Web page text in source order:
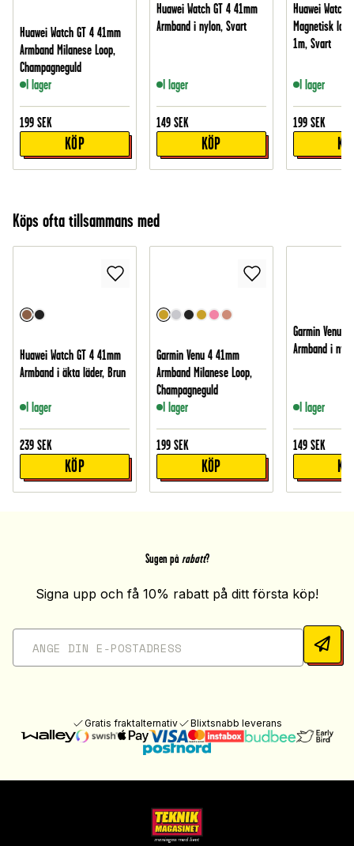
Huawei Watch GT 4 41mm
Armband Milanese Loop,
Champagneguld
I lager
199 SEK
KÖP
Huawei Watch GT 4 41mm
Armband i nylon, Svart
I lager
149 SEK
KÖP
Huawei Watch
Magnetisk
1m, Svart
I lager
199 SEK
Köps ofta tillsammans med
Huawei Watch GT 4 41mm
Armband i äkta läder, Brun
I lager
239 SEK
KÖP
Garmin Venu 4 41mm
Armband Milanese Loop,
Champagneguld
I lager
199 SEK
KÖP
Garmin Venu 4
Armband i
I lager
149 SEK
Sugen på rabatt?
Signa upp och få 10% rabatt på ditt första köp!
Gratis fraktalternativ Blixtsnabb leverans